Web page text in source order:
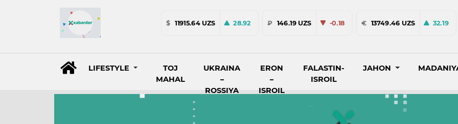
$ 11915.64 UZS 28.92 ₽ 146.19 UZS -0.18 € 13749.46 UZS 32.19
LIFESTYLE
TOJ
MAHAL
UKRAINA
–
ROSSIYA
ERON
–
ISROIL
FALASTIN-
ISROIL
JAHON